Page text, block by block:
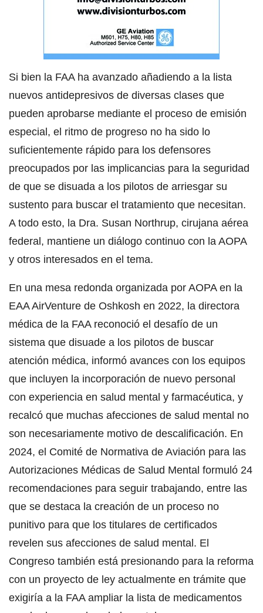
Si bien la FAA ha avanzado añadiendo a la lista
nuevos antidepresivos de diversas clases que
pueden aprobarse mediante el proceso de emisión
especial, el ritmo de progreso no ha sido lo
suficientemente rápido para los defensores
preocupados por las implicancias para la seguridad
de que se disuada a los pilotos de arriesgar su
sustento para buscar el tratamiento que necesitan.
A todo esto, la Dra. Susan Northrup, cirujana aérea
federal, mantiene un diálogo continuo con la AOPA
y otros interesados en el tema.
En una mesa redonda organizada por AOPA en la
EAA AirVenture de Oshkosh en 2022, la directora
médica de la FAA reconoció el desafío de un
sistema que disuade a los pilotos de buscar
atención médica, informó avances con los equipos
que incluyen la incorporación de nuevo personal
con experiencia en salud mental y farmacéutica, y
recalcó que muchas afecciones de salud mental no
son necesariamente motivo de descalificación. En
2024, el Comité de Normativa de Aviación para las
Autorizaciones Médicas de Salud Mental formuló 24
recomendaciones para seguir trabajando, entre las
que se destaca la creación de un proceso no
punitivo para que los titulares de certificados
revelen sus afecciones de salud mental. El
Congreso también está presionando para la reforma
con un proyecto de ley actualmente en trámite que
exigiría a la FAA ampliar la lista de medicamentos